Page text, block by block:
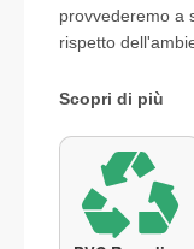
provvederemo a
rispetto
Scopri di più